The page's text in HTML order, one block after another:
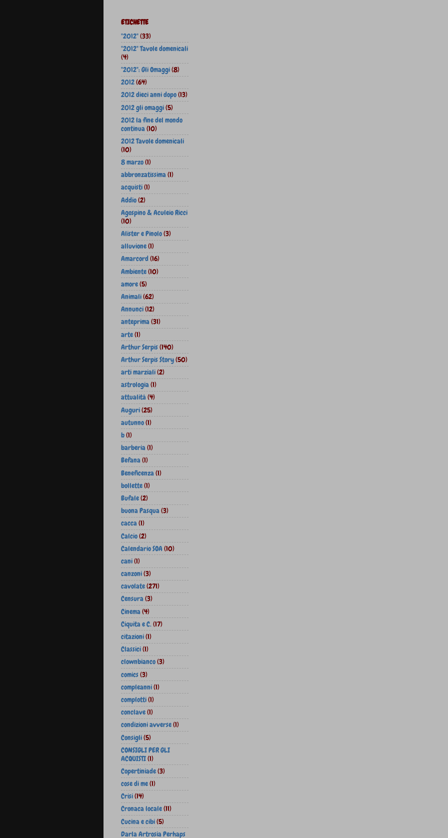
ETICHETTE
"2012"(33)
"2012" Tavole domenicali
(4)
"2012": Gli Omaggi(8)
2012(64)
2012 dieci anni dopo(13)
2012 gli omaggi(5)
2012 la fine del mondo
continua(10)
2012 Tavole domenicali
(10)
8 marzo(1)
abbronzatissima(1)
acquisti(1)
Addio(2)
Agospino & Aculeio Ricci
(10)
Alister e Pinolo(3)
alluvione(1)
Amarcord(16)
Ambiente(10)
amore(5)
Animali(62)
Annunci(12)
anteprima(31)
arte(1)
Arthur Serpis(140)
Arthur Serpis Story(50)
arti marziali(2)
astrologia(1)
attualità(4)
Auguri(25)
autunno(1)
b(1)
barberia(1)
Befana(1)
Beneficenza(1)
bollette(1)
Bufale(2)
buona Pasqua(3)
cacca(1)
Calcio(2)
Calendario SOA(10)
cani(1)
canzoni(3)
cavolate(271)
Censura(3)
Cinema(4)
Ciquita e C.(17)
citazioni(1)
Classici(1)
clownbianco(3)
comics(3)
compleanni(1)
complotti(1)
conclave(1)
condizioni avverse(1)
Consigli(5)
CONSIGLI PER GLI
ACQUISTI(1)
Copertiniade(3)
cose di me(1)
Crisi(14)
Cronaca locale(11)
Cucina e cibi(5)
Darla Artrosia Perhaps